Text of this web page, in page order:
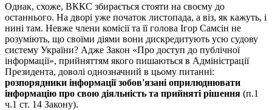
Однак, схоже, ВККС збирається стояти на своєму до
останнього. На дворі уже початок листопада, а віз, як кажуть, і
нині там. Невже члени комісії та її голова Ігор Самсін не
розуміють, що своїми діями вони дискредитують усю судову
систему України? Адже Закон «Про доступ до публічної
інформації», прийняттям якого пишаються в Адміністрації
Президента, доволі однозначний в цьому питанні:
розпорядники інформації зобов'язані оприлюднювати
інформацію про свою діяльність та прийняті рішення (п.1
ч.1 ст. 14 Закону).